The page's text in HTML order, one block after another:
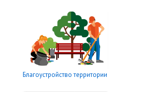
Благоустройство территории